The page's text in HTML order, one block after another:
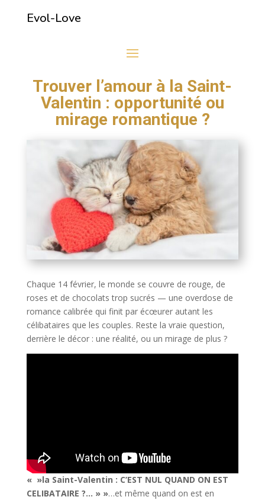
Evol-Love
Trouver l’amour à la Saint-
Valentin : opportunité ou
mirage romantique ?
Chaque 14 février, le monde se couvre de rouge, de
roses et de chocolats trop sucrés — une overdose de
romance calibrée qui finit par écœurer autant les
célibataires que les couples. Reste la vraie question,
derrière le décor : une réalité, ou un mirage de plus ?
« »la Saint-Valentin : C’EST NUL QUAND ON EST
CELIBATAIRE ?… » »…et même quand on est en